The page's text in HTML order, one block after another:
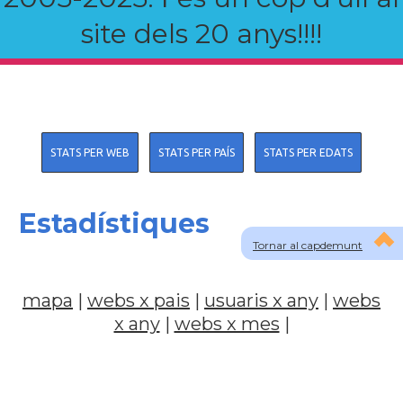
site dels 20 anys!!!!
Tornar al capdemunt
STATS PER WEB STATS PER PAÍS STATS PER EDATS
Estadístiques
mapa | webs x pais | usuaris x any | webs
x any| webs x mes |